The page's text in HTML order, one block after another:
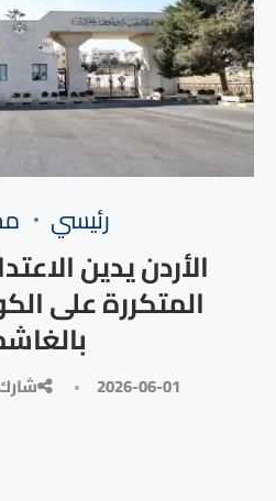
رئيسي
الأردن يدين
المتكررة على
2026-06-01